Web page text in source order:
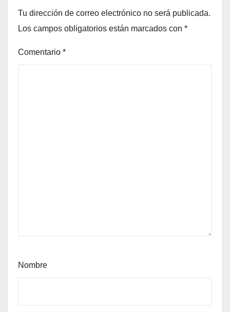
Tu dirección de correo electrónico no será publicada.
Los campos obligatorios están marcados con *
Comentario *
Nombre